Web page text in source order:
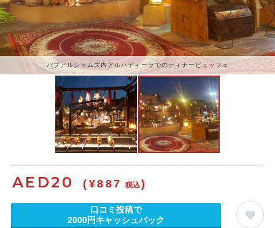
バブアルシャムズ内アルハディーラでのディナービュッフェ
AED20 (¥887 税込)
口コミ投稿で
2000円キャッシュバック